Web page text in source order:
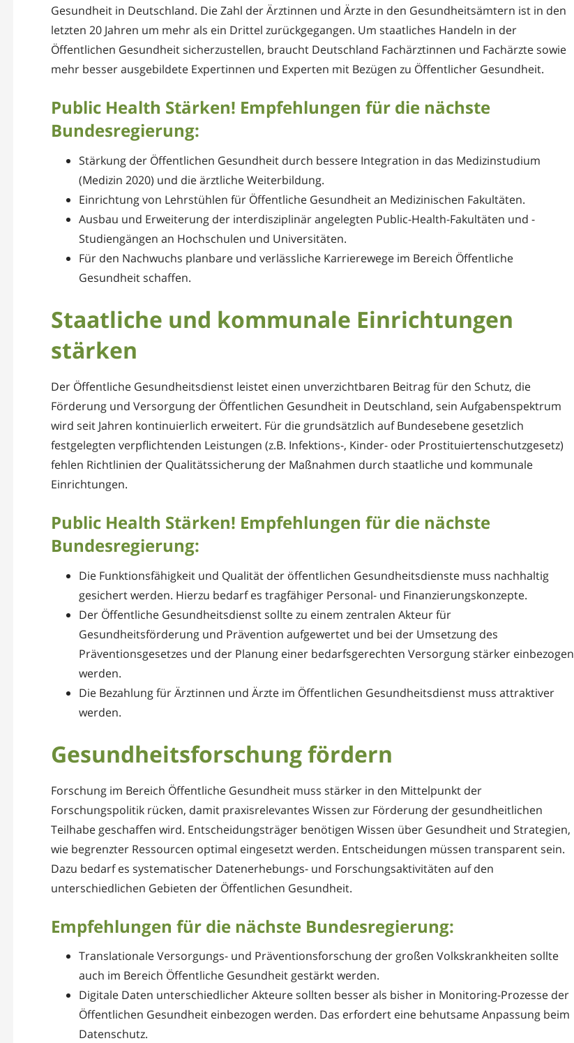
Gesundheit in Deutschland. Die Zahl der Ärztinnen und Ärzte in den Gesundheitsämtern ist in den
letzten 20 Jahren um mehr als ein Drittel zurückgegangen. Um staatliches Handeln in der
Öffentlichen Gesundheit sicherzustellen, braucht Deutschland Fachärztinnen und Fachärzte sowie
mehr besser ausgebildete Expertinnen und Experten mit Bezügen zu Öffentlicher Gesundheit.
Public Health Stärken! Empfehlungen für die nächste
Bundesregierung:
Stärkung der Öffentlichen Gesundheit durch bessere Integration in das Medizinstudium
(Medizin 2020) und die ärztliche Weiterbildung.
Einrichtung von Lehrstühlen für Öffentliche Gesundheit an Medizinischen Fakultäten.
Ausbau und Erweiterung der interdisziplinär angelegten Public-Health-Fakultäten und -
Studiengängen an Hochschulen und Universitäten.
Für den Nachwuchs planbare und verlässliche Karrierewege im Bereich Öffentliche
Gesundheit schaffen.
Staatliche und kommunale Einrichtungen
stärken
Der Öffentliche Gesundheitsdienst leistet einen unverzichtbaren Beitrag für den Schutz, die
Förderung und Versorgung der Öffentlichen Gesundheit in Deutschland, sein Aufgabenspektrum
wird seit Jahren kontinuierlich erweitert. Für die grundsätzlich auf Bundesebene gesetzlich
festgelegten verpflichtenden Leistungen (z.B. Infektions-, Kinder- oder Prostituiertenschutzgesetz)
fehlen Richtlinien der Qualitätssicherung der Maßnahmen durch staatliche und kommunale
Einrichtungen.
Public Health Stärken! Empfehlungen für die nächste
Bundesregierung:
Die Funktionsfähigkeit und Qualität der öffentlichen Gesundheitsdienste muss nachhaltig
gesichert werden. Hierzu bedarf es tragfähiger Personal- und Finanzierungskonzepte.
Der Öffentliche Gesundheitsdienst sollte zu einem zentralen Akteur für
Gesundheitsförderung und Prävention aufgewertet und bei der Umsetzung des
Präventionsgesetzes und der Planung einer bedarfsgerechten Versorgung stärker einbezogen
werden.
Die Bezahlung für Ärztinnen und Ärzte im Öffentlichen Gesundheitsdienst muss attraktiver
werden.
Gesundheitsforschung fördern
Forschung im Bereich Öffentliche Gesundheit muss stärker in den Mittelpunkt der
Forschungspolitik rücken, damit praxisrelevantes Wissen zur Förderung der gesundheitlichen
Teilhabe geschaffen wird. Entscheidungsträger benötigen Wissen über Gesundheit und Strategien,
wie begrenzter Ressourcen optimal eingesetzt werden. Entscheidungen müssen transparent sein.
Dazu bedarf es systematischer Datenerhebungs- und Forschungsaktivitäten auf den
unterschiedlichen Gebieten der Öffentlichen Gesundheit.
Empfehlungen für die nächste Bundesregierung:
Translationale Versorgungs- und Präventionsforschung der großen Volkskrankheiten sollte
auch im Bereich Öffentliche Gesundheit gestärkt werden.
Digitale Daten unterschiedlicher Akteure sollten besser als bisher in Monitoring-Prozesse der
Öffentlichen Gesundheit einbezogen werden. Das erfordert eine behutsame Anpassung beim
Datenschutz.